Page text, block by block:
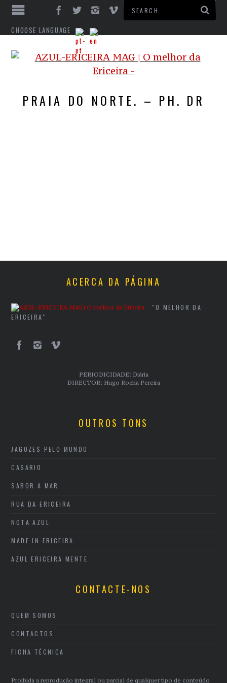
CHOOSE LANGUAGE
PRAIA DO NORTE. – PH. DR
ACERCA DA PÁGINA
"O MELHOR DA
ERICEIRA"
PERIODICIDADE: Diária
DIRECTOR: Hugo Rocha Pereira
OUTROS TONS
JAGOZES PELO MUNDO
CASARIO
SABOR A MAR
RUA DA ERICEIRA
NOTA AZUL
MADE IN ERICEIRA
AZUL ERICEIRA MENTE
CONTACTE-NOS
QUEM SOMOS
CONTACTOS
FICHA TÉCNICA
Proibida a reprodução integral ou parcial de qualquer tipo de conteúdo